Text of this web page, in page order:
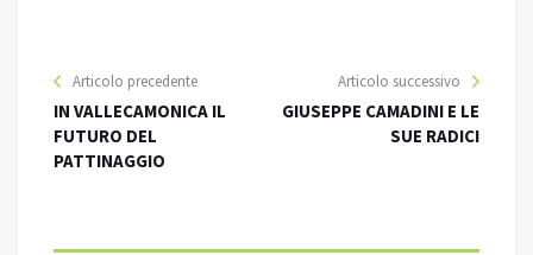
Articolo precedente
IN VALLECAMONICA IL
FUTURO DEL
PATTINAGGIO
Articolo successivo
GIUSEPPE CAMADINI E LE
SUE RADICI